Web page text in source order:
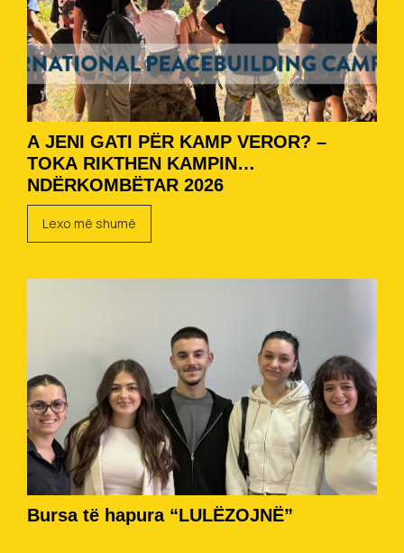
A JENI GATI PËR KAMP VEROR? –
TOKA RIKTHEN KAMPIN
NDËRKOMBËTAR 2026
Lexo më shumë
Bursa të hapura “LULËZOJNË”